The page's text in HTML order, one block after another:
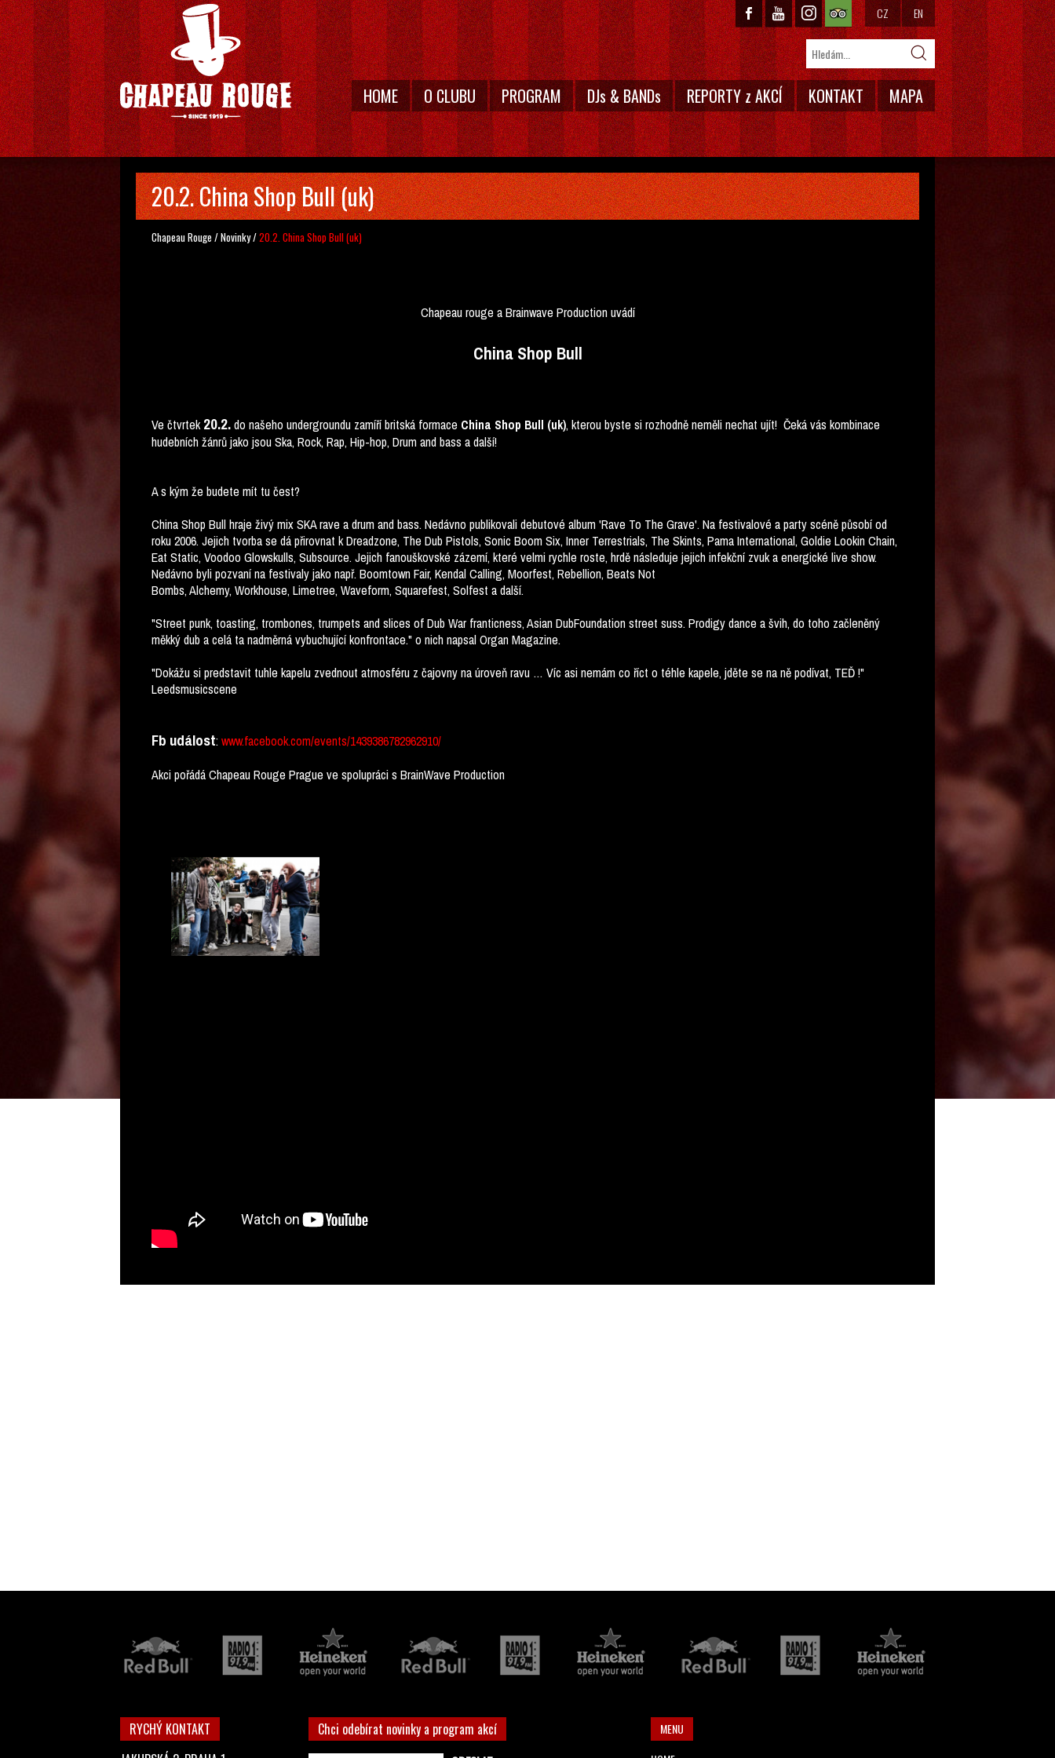
HOME O CLUBU PROGRAM DJs & BANDs REPORTY z AKCÍ KONTAKT MAPA
CZ EN
20.2. China Shop Bull (uk)
Chapeau Rouge /Novinky/20.2. China Shop Bull (uk)
Chapeau rouge a Brainwave Production uvádí
China Shop Bull
Ve čtvrtek20.2.do našeho undergroundu zamíří britská formace China Shop Bull (uk), kterou byste si rozhodně neměli nechat ujít! Čeká vás kombinace
hudebních žánrů jako jsou Ska, Rock, Rap, Hip-hop, Drum and bass a další!
A s kým že budete mít tu čest?
China Shop Bull hraje živý mix SKA rave a drum and bass. Nedávno publikovali debutové album 'Rave To The Grave'. Na festivalové a party scéně působí od
roku 2006. Jejich tvorba se dá přirovnat k Dreadzone, The Dub Pistols, Sonic Boom Six, Inner Terrestrials, The Skints, Pama International, Goldie Lookin Chain,
Eat Static, Voodoo Glowskulls, Subsource. Jejich fanouškovské zázemí, které velmi rychle roste, hrdě následuje jejich infekční zvuk a energické live show.
Nedávno byli pozvaní na festivaly jako např. Boomtown Fair, Kendal Calling, Moorfest, Rebellion, Beats Not
Bombs, Alchemy, Workhouse, Limetree, Waveform, Squarefest, Solfest a další.
"Street punk, toasting, trombones, trumpets and slices of Dub War franticness, Asian DubFoundation street suss. Prodigy dance a švih, do toho začleněný
měkký dub a celá ta nadměrná vybuchující konfrontace."o nich napsal Organ Magazine.
"Dokážu si predstavit tuhle kapelu zvednout atmosféru z čajovny na úroveň ravu … Víc asi nemám co říct o téhle kapele, jděte se na ně podívat, TEĎ !"
Leedsmusicscene
Fb událost:www.facebook.com/events/1439386782962910/
Akci pořádá Chapeau Rouge Prague ve spolupráci s BrainWave Production
RYCHÝ KONTAKT
Chci odebírat novinky a program akcí
MENU